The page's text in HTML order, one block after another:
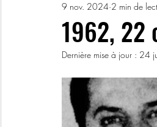
1920-1929 1930-1939
1990-1999 2000-2009
1962, 22
9 nov. 2024 2 min de
Dernière mise à jour : 24